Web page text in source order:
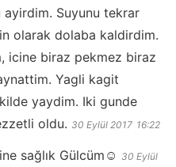
Suyunu tekrar
olarak dolaba kaldirdim.
icine biraz pekmez biraz
Yagli kagit
yaydim. Iki gunde
oldu. 30 Eylül 2017 16:22
sağlık Gülcüm☺️ 30 Eylül